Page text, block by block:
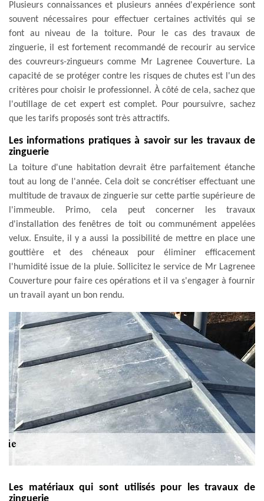
Plusieurs connaissances et plusieurs années d'expérience sont
souvent nécessaires pour effectuer certaines activités qui se
font au niveau de la toiture. Pour le cas des travaux de
zinguerie, il est fortement recommandé de recourir au service
des couvreurs-zingueurs comme Mr Lagrenee Couverture. La
capacité de se protéger contre les risques de chutes est l'un des
critères pour choisir le professionnel. À côté de cela, sachez que
l'outillage de cet expert est complet. Pour poursuivre, sachez
que les tarifs proposés sont très attractifs.
Les informations pratiques à savoir sur les travaux de
zinguerie
La toiture d'une habitation devrait être parfaitement étanche
tout au long de l'année. Cela doit se concrétiser effectuant une
multitude de travaux de zinguerie sur cette partie supérieure de
l'immeuble. Primo, cela peut concerner les travaux
d'installation des fenêtres de toit ou communément appelées
velux. Ensuite, il y a aussi la possibilité de mettre en place une
gouttière et des chéneaux pour éliminer efficacement
l'humidité issue de la pluie. Sollicitez le service de Mr Lagrenee
Couverture pour faire ces opérations et il va s'engager à fournir
un travail ayant un bon rendu.
Les matériaux qui sont utilisés pour les travaux de
zinguerie